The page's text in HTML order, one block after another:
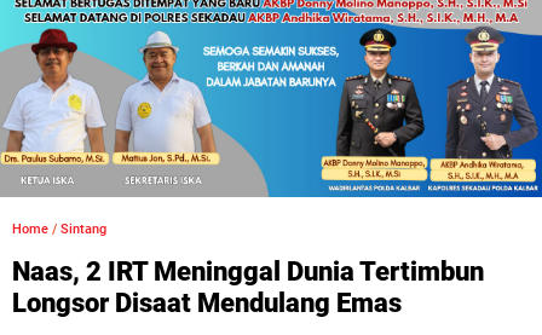
Home / Sintang
Naas, 2 IRT Meninggal Dunia Tertimbun
Longsor Disaat Mendulang Emas